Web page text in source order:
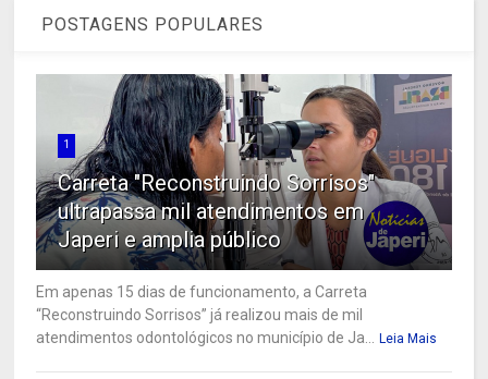
POSTAGENS POPULARES
1
Carreta "Reconstruindo Sorrisos"
ultrapassa mil atendimentos em
Japeri e amplia público
Em apenas 15 dias de funcionamento, a Carreta
“Reconstruindo Sorrisos” já realizou mais de mil
atendimentos odontológicos no município de Ja... Leia Mais